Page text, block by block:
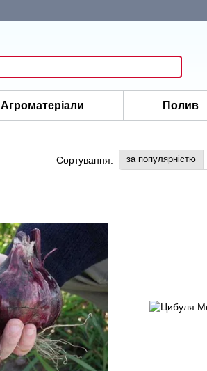
Агроматеріали Полив
Сортування: за популярністю